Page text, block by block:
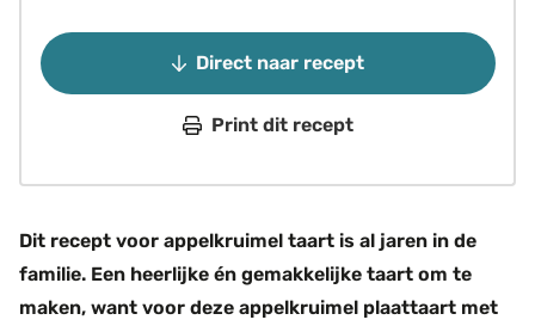
Direct naar recept
Print dit recept
Dit recept voor appelkruimel taart is al jaren in de
familie. Een heerlijke én gemakkelijke taart om te
maken, want voor deze appelkruimel plaattaart met